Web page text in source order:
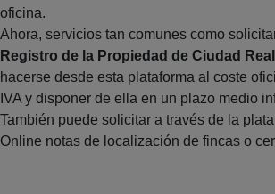
oficina.
Ahora, servicios tan comunes como
Registro de la Propiedad de Ciudad Real
hacerse desde esta plataforma al coste
IVA y disponer de ella en un plazo medio
También puede solicitar a través de la
Online notas de localización de fincas o